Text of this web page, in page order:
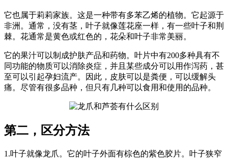
它也属于莉莉家族。这是一种带有多苯乙烯的植物。它起源于
非洲。通常，没有茎，叶子就像莲花座一样，有一些叶子和荆
棘。花通常是黄色或红色的，花朵和叶子非常美丽。
它的果汁可以制成护肤产品和药物。叶片中有200多种具有不
同功能的物质可以消除炎症，并且某些成分可以用作泻药，甚
至可以引起孕妇流产。因此，皮肤可以是粪便，可以缓解头
痛。尽管有很多品种，但只有几种可以食用和使用的品种。
第二，区分方法
1.叶子就像龙爪。它的叶子外面有棕色的紫色胶片。叶子狭窄